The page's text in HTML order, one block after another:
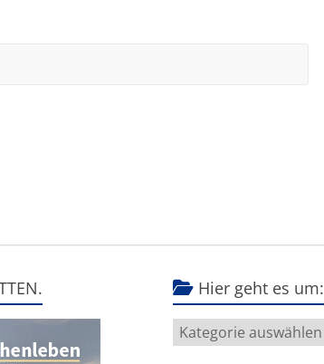
Hier geht es um:
Hier
geht